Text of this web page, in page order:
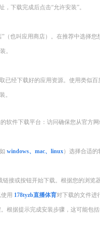
，下载完成后点击“允许安装”。
”（也叫应用商店）。在推荐中选择
。
已经下载好的应用资源。使用类似
。
软件下载平台：访问确保您从官方
windows、mac、linux）选择合适
链接或按钮开始下载。根据您的浏览
用 178tyzb直播体育对下载的文件进
根据提示完成安装步骤，这可能包